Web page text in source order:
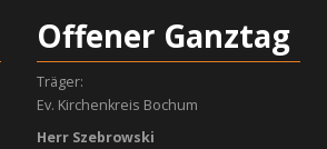
Offener Ganztag
Träger:
Ev. Kirchenkreis Bochum
Herr Szebrowski